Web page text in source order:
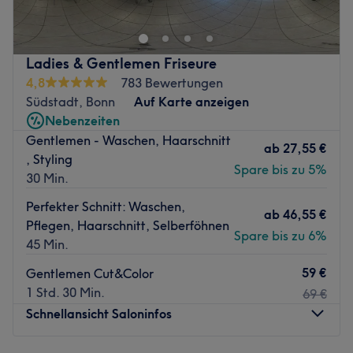
Tagesordnung. Der Friseursalon in der Bonner Südstadt
und seine tollen Mitarbeiter verbinden ansprechendes
Ambiente mit hoher Servicequalität und einer
erstklassigen Behandlung. Deinen Wunschtermin
bekommst du einfach und bequem online oder per App
mit Treatwell!
Das Beauty Hair Salon Team arbeitet mit vielen
hochwertigen Markenprodukten und verkauft diese auch
an seine Kundinnen und Kunden. Mit viel Liebe und
Leidenschaft werden hier deine Haare coloriert und
wieder schick gemacht. Hier kann man es sich gut gehen
lassen, entspannt bei guter Musik und einem leckeren
entspannen.
Ladies & Gentlemen Friseure
4,8
783 Bewertungen
Südstadt, Bonn
Auf Karte anzeigen
Nebenzeiten
Gentlemen - Waschen, Haarschnitt
, Styling
30 Min.
ab 27,55 €
Spare bis zu 5%
Perfekter Schnitt: Waschen,
Pflegen, Haarschnitt, Selberföhnen
45 Min.
ab 46,55 €
Spare bis zu 6%
Gentlemen Cut&Color
1 Std. 30 Min.
59 €
69 €
Schnellansicht Saloninfos